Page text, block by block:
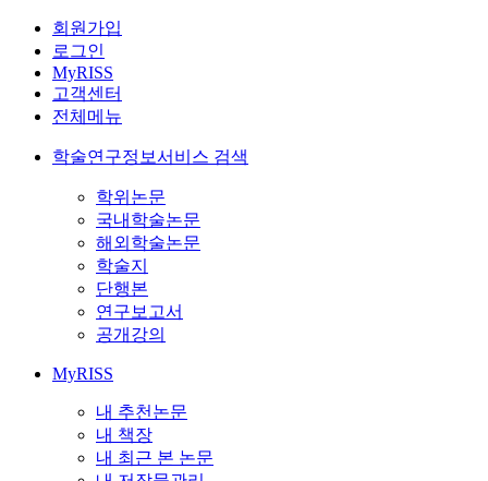
회원가입
로그인
MyRISS
고객센터
전체메뉴
학술연구정보서비스 검색
학위논문
국내학술논문
해외학술논문
학술지
단행본
연구보고서
공개강의
MyRISS
내 추천논문
내 책장
내 최근 본 논문